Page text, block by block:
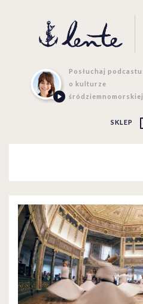
Posłuchaj podcastu
o kulturze
śródziemnomorskiej
SKLEP